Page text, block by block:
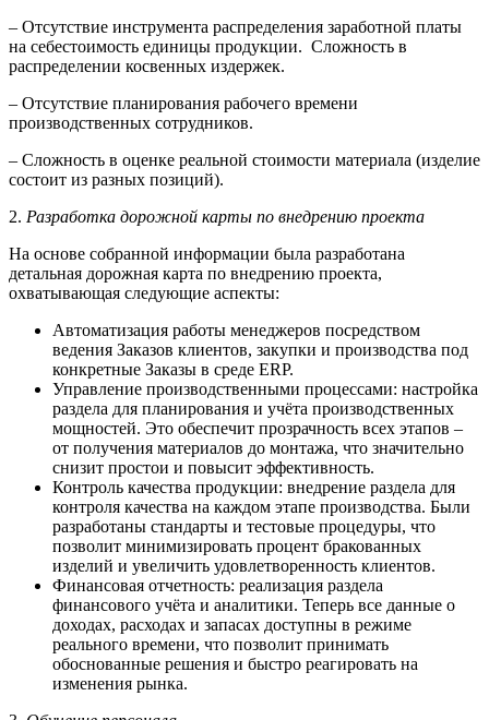
– Отсутствие инструмента распределения заработной платы
на себестоимость единицы продукции. Сложность в
распределении косвенных издержек.
– Отсутствие планирования рабочего времени
производственных сотрудников.
– Сложность в оценке реальной стоимости материала (изделие
состоит из разных позиций).
2. Разработка дорожной карты по внедрению проекта
На основе собранной информации была разработана
детальная дорожная карта по внедрению проекта,
охватывающая следующие аспекты:
Автоматизация работы менеджеров посредством
ведения Заказов клиентов, закупки и производства под
конкретные Заказы в среде ERP.
Управление производственными процессами: настройка
раздела для планирования и учёта производственных
мощностей. Это обеспечит прозрачность всех этапов –
от получения материалов до монтажа, что значительно
снизит простои и повысит эффективность.
Контроль качества продукции: внедрение раздела для
контроля качества на каждом этапе производства. Были
разработаны стандарты и тестовые процедуры, что
позволит минимизировать процент бракованных
изделий и увеличить удовлетворенность клиентов.
Финансовая отчетность: реализация раздела
финансового учёта и аналитики. Теперь все данные о
доходах, расходах и запасах доступны в режиме
реального времени, что позволит принимать
обоснованные решения и быстро реагировать на
изменения рынка.